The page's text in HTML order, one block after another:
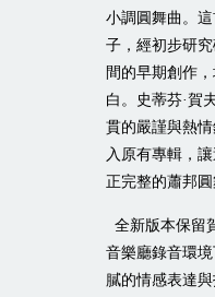
小調圓舞曲。
子，經初步研
間的早期創作
白。史蒂芬·賀
貫的嚴謹與熱
入原有專輯，
正完整的蕭邦圓
全新版本保
音樂廳錄音環
膩的情感表達